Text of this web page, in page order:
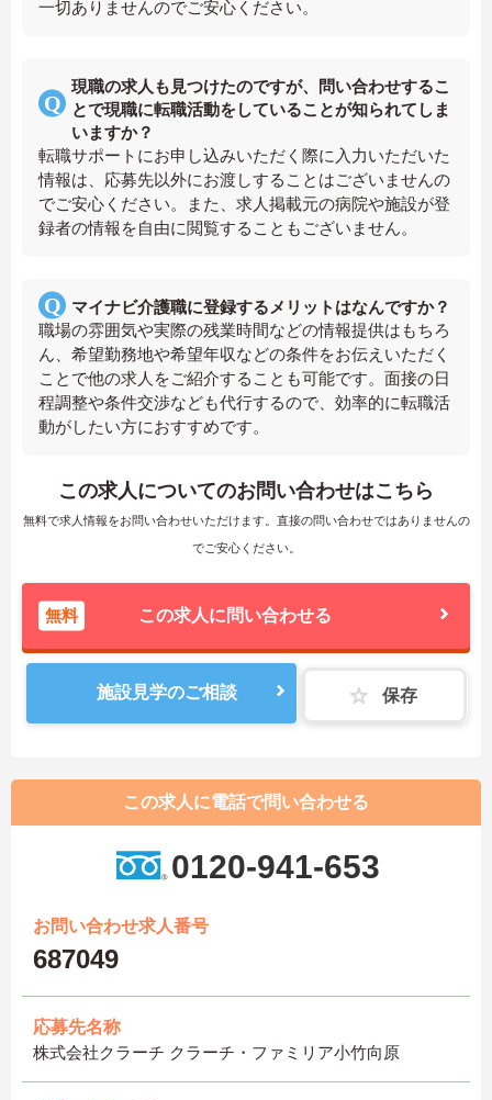
一切ありませんのでご安心ください。
現職の求人も見つけたのですが、問い合わせするこ
とで現職に転職活動をしていることが知られてしま
いますか？
転職サポートにお申し込みいただく際に入力いただいた
情報は、応募先以外にお渡しすることはございませんの
でご安心ください。また、求人掲載元の病院や施設が登
録者の情報を自由に閲覧することもございません。
マイナビ介護職に登録するメリットはなんですか？
職場の雰囲気や実際の残業時間などの情報提供はもちろ
ん、希望勤務地や希望年収などの条件をお伝えいただく
ことで他の求人をご紹介することも可能です。面接の日
程調整や条件交渉なども代行するので、効率的に転職活
動がしたい方におすすめです。
この求人についてのお問い合わせはこちら
無料で求人情報をお問い合わせいただけます。直接の問い合わせではありませんの
でご安心ください。
無料 この求人に問い合わせる
施設見学のご相談 保存
この求人に電話で問い合わせる
0120-941-653
お問い合わせ求人番号
687049
応募先名称
株式会社クラーチ クラーチ・ファミリア小竹向原